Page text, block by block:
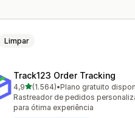
Limpar
Track123 Order Tracking
4,9de 5 estrelas
(1.564)
1564 total de avaliações
•Plano gratuito
Rastreador de pedidos
para ótima experiência